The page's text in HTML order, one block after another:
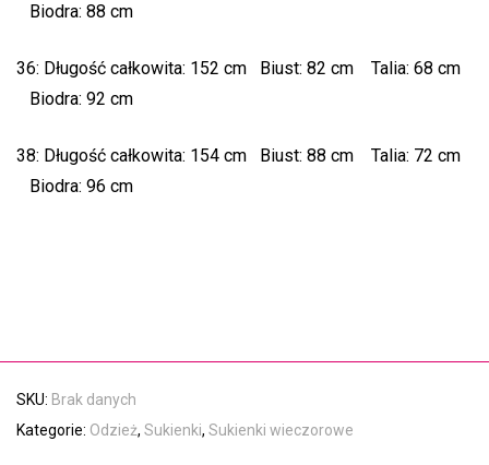
Biodra: 88 cm
36: Długość całkowita: 152 cm Biust: 82 cm Talia: 68 cm
Biodra: 92 cm
38: Długość całkowita: 154 cm Biust: 88 cm Talia: 72 cm
Biodra: 96 cm
SKU: Brak danych
Kategorie: Odzież, Sukienki, Sukienki wieczorowe